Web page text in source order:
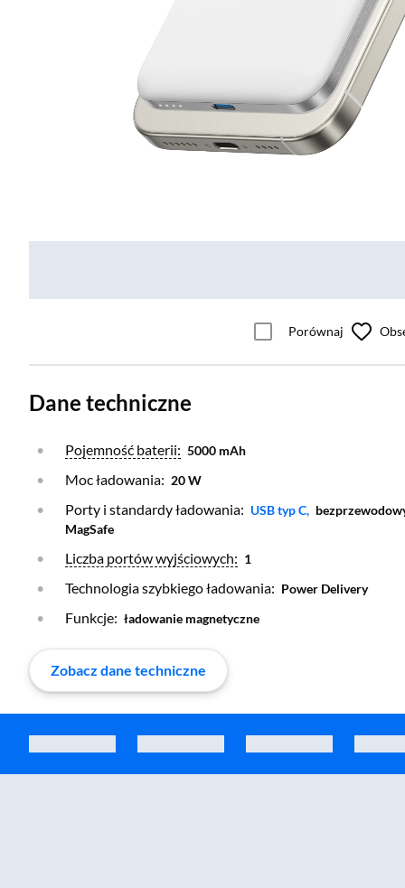
Porównaj
Dane techniczne
Otwórz warstwę
Pojemność baterii: 5000 mAh
Moc ładowania: 20 W
Porty i standardy ładowania: Otwórz warstwę
USB typ C,
MagSafe
Otwórz warstwę
Liczba portów wyjściowych: 1
Technologia szybkiego ładowania: Power Delivery
Funkcje: ładowanie magnetyczne
Zobacz dane techniczne